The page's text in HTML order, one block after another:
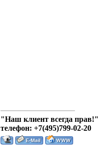
"Наш клиент всегда прав!"
телефон: +7(495)799-02-20